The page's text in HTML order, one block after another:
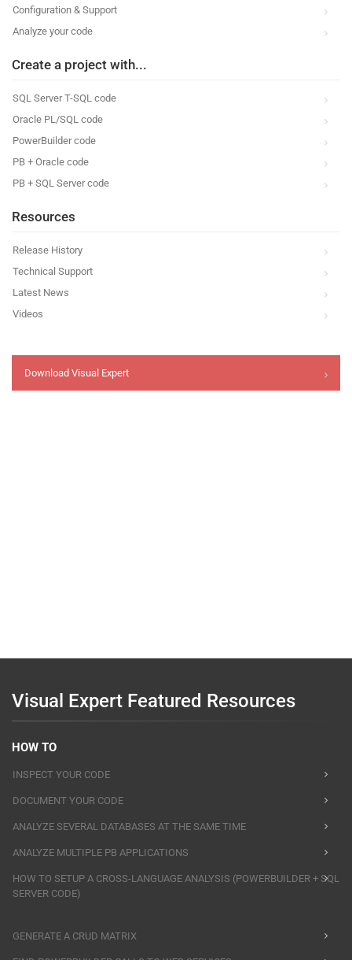
Configuration & Support
Analyze your code
Create a project with...
SQL Server T-SQL code
Oracle PL/SQL code
PowerBuilder code
PB + Oracle code
PB + SQL Server code
Resources
Release History
Technical Support
Latest News
Videos
Download Visual Expert
Visual Expert Featured Resources
HOW TO
INSPECT YOUR CODE
DOCUMENT YOUR CODE
ANALYZE SEVERAL DATABASES AT THE SAME TIME
ANALYZE MULTIPLE PB APPLICATIONS
HOW TO SETUP A CROSS-LANGUAGE ANALYSIS (POWERBUILDER + SQL
SERVER CODE)
GENERATE A CRUD MATRIX